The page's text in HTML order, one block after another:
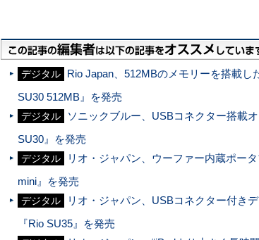
デジタル
Rio Japan、512MBのメモリーを搭載し
SU30 512MB』を発売
デジタル
ソニックブルー、USBコネクター搭載
SU30』を発売
デジタル
リオ・ジャパン、ウーファー内蔵ポー
mini』を発売
デジタル
リオ・ジャパン、USBコネクター付き
『Rio SU35』を発売